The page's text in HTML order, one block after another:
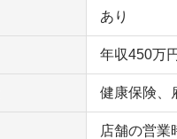
あり
年収450万
健康保険、
店舗の営業